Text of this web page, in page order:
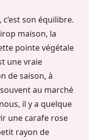
son équilibre.
maison, la
pointe végétale
une vraie
de saison, à
au marché
il y a quelque
une carafe rose
rayon de